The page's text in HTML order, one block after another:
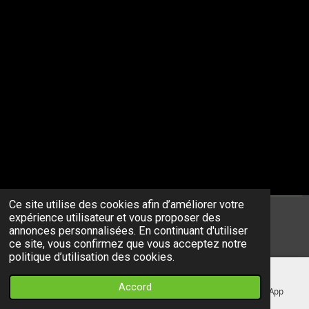
Ce site utilise des cookies afin d’améliorer votre
expérience utilisateur et vous proposer des
annonces personnalisées. En continuant d'utiliser
ce site, vous confirmez que vous acceptez notre
politique d’utilisation des cookies.
Accord
© 2023 - 2026 alligator83.fr
Propulsé parWebador
Téléphone WhatsApp